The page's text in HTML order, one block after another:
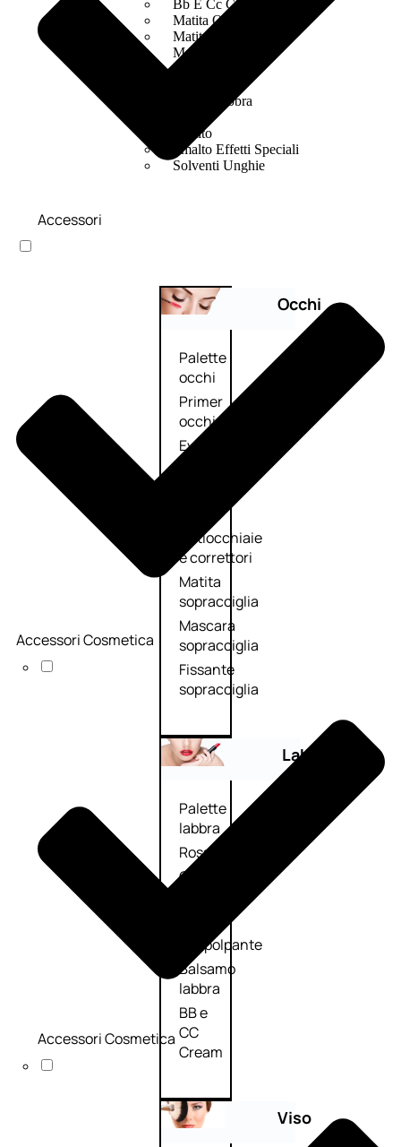
Bb E Cc Cream
Matita Occhi
Matita Sopracciglia
Mascara
Eyeliner
Matita Labbra
Smalto
Smalto Effetti Speciali
Solventi Unghie
Occhi
Palette
occhi
Primer
occhi
Eyeliner
Antiocchiaie
e correttori
Matita
sopracciglia
Mascara
sopracciglia
Fissante
sopracciglia
Labbra
Palette
labbra
Rossetto
Gloss
Rimpolpante
Balsamo
labbra
BB e
CC
Cream
Viso
Accessori
Accessori Cosmetica
Accessori Cosmetica